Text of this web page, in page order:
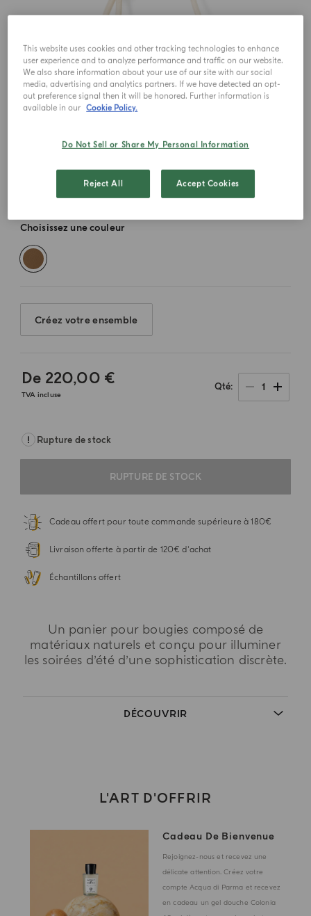
Choisissez une couleur
Créez votre ensemble
De 220,00 €
TVA incluse
Qté 1
Rupture de stock
RUPTURE DE STOCK
Cadeau offert pour toute commande supérieure à 180€
Livraison offerte à partir de 120€ d'achat
Échantillons offert
Un panier pour bougies composé de
matériaux naturels et conçu pour illuminer
les soirées d’été d’une sophistication discrète.
DÉCOUVRIR
L'ART D'OFFRIR
Cadeau De Bienvenue
Rejoignez-nous et recevez une
délicate attention. Créez votre
compte Acqua di Parma et recevez
en cadeau un gel douche Colonia
This website uses cookies and other tracking technologies to enhance
user experience and to analyze performance and traffic on our website.
We also share information about your use of our site with our social
media, advertising and analytics partners. If we have detected an opt-
out preference signal then it will be honored. Further information is
available in our Cookie Policy.
Do Not Sell or Share My Personal Information
Reject All Accept Cookies